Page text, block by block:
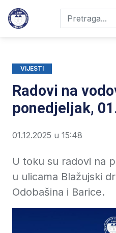
VIJESTI
Radovi na
ponedjeljak,
01.12.2025 u 15:48
U toku su radovi na
u ulicama Blažujski
Odobašina i Barice.